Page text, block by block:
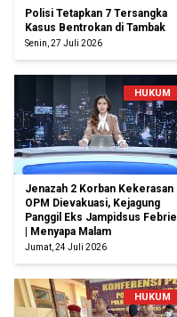
Polisi Tetapkan 7 Tersangka
Kasus Bentrokan di Tambak
Senin, 27 Juli 2026
HUKUM
Jenazah 2 Korban Kekerasan
OPM Dievakuasi, Kejagung
Panggil Eks Jampidsus Febrie
| Menyapa Malam
Jumat, 24 Juli 2026
HUKUM